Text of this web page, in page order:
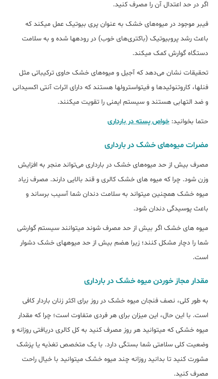
اگر در حد اعتدال آن را مصرف کنید.
فیبر موجود در میوه‌های خشک به عنوان پری بیوتیک عمل می‎کند که
باعث رشد پروبیوتیک (باکتری‌های خوب) در روده‏ها شده و به سلامت
دستگاه گوارش کمک می‎کند.
تحقیقات نشان می‌دهد که آجیل و میوه‌های خشک حاوی ترکیباتی مثل
فنل‎ها، کاروتنوئیدها و فیتواسترول‎ها هستند که دارای اثرات آنتی اکسیدانی
و ضد التهابی هستند و سیستم ایمنی را تقویت می‎کنند.
حتما بخوانید: خواص پسته در بارداری
مضرات میوه‌های خشک در بارداری
مصرف بیش از حد میوه‌های خشک در بارداری می‌تواند منجر به افزایش
وزن شود. چرا که میوه‎ های خشک کالری و قند بالایی دارند. مصرف زیاد
میوه خشک همچنین می‎تواند به سلامت دندان شما آسیب برساند و
باعث پوسیدگی دندان شود.
میوه‎ های خشک اگر بیش از حد مصرف شوند می‎توانند سیستم گوارشی
شما را دچار مشکل کنند؛ زیرا هضم بیش از حد میوه‎های خشک دشوار
است.
مقدار مجاز خوردن میوه خشک در بارداری
به طور کلی، نصف فنجان میوه خشک در روز برای اکثر زنان باردار کافی
است. با این حال، این میزان برای هر فردی متفاوت است؛ چرا که مقدار
میوه خشکی که می‎توانید هر روز مصرف کنید به کل کالری دریافتی روزانه و
وضعیت کلی سلامتی شما بستگی دارد. با یک متخصص تغذیه یا پزشک
مشورت کنید تا بدانید روزانه چند میوه خشک می‎توانید با خیال راحت
مصرف کنید.